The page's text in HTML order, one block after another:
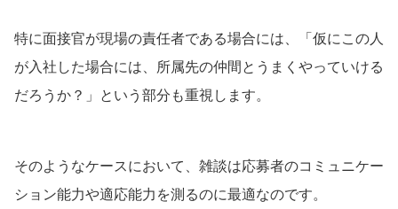
特に面接官が現場の責任者である場合には、「仮にこの人
が入社した場合には、所属先の仲間とうまくやっていける
だろうか？」という部分も重視します。
そのようなケースにおいて、雑談は応募者のコミュニケー
ション能力や適応能力を測るのに最適なのです。